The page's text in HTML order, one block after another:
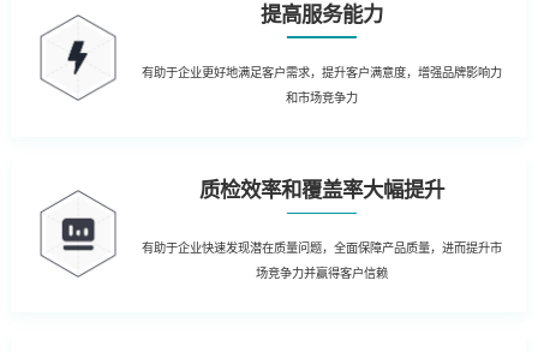
提高服务能力
有助于企业更好地满足客户需求，提升客户满意度，增强品牌影响力
和市场竞争力
质检效率和覆盖率大幅提升
有助于企业快速发现潜在质量问题，全面保障产品质量，进而提升市
场竞争力并赢得客户信赖